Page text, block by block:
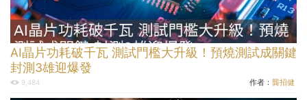
AI晶片功耗破千瓦 測試門檻大升級！預燒測試成關鍵
封測3雄迎爆發
9,484 作者： 龔招健